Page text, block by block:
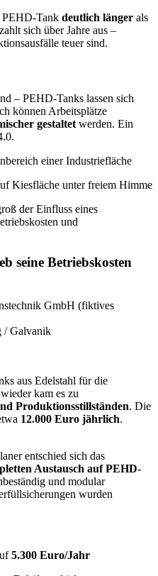
PEHD-Tank deutlich länger als
sich über Jahre aus –
teuer sind.
– PEHD-Tanks lassen sich
können Arbeitsplätze
gestaltet werden. Ein
Kiesfläche unter freiem Himmel
der Einfluss eines
und
seine Betriebskosten
GmbH (fiktives
/ Galvanik
aus Edelstahl für die
kam es zu
Produktionsstillständen. Die
12.000 Euro jährlich.
entschied sich das
Austausch auf PEHD-
und modular
wurden
5.300 Euro/Jahr